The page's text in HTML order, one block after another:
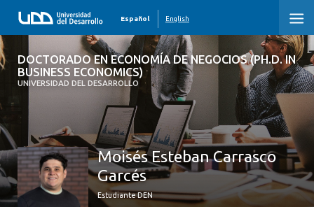
DOCTORADO EN ECONOMÍA DE NEGOCIOS (PH.D. IN
BUSINESS ECONOMICS)
UNIVERSIDAD DEL DESARROLLO
Español English
DOCTORADO EN ECONOMÍA DE
NEGOCIOS (PH.D. IN BUSINESS
ECONOMICS)
PRESENTACIÓN DEL PROGRAMA
CUERPO ACADÉMICO
Moisés Esteban Carrasco
Garcés
Estudiante DEN